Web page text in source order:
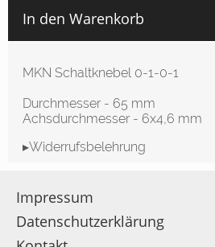
In den Warenkorb
MKN Schaltknebel 0-1-0-1
Durchmesser - 65 mm
Achsdurchmesser - 6x4,6 mm
▸Widerrufsbelehrung
Impressum
Datenschutzerklärung